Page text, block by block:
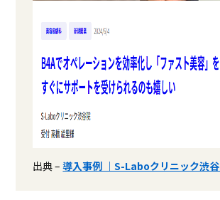
出典 –導入事例 ｜S-Laboクリニック渋